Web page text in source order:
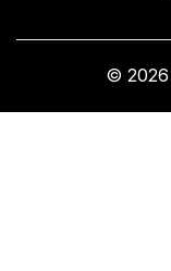
© 2026